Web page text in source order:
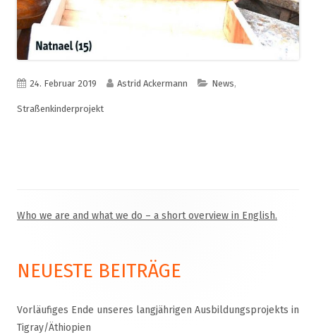
Veröffentlicht
am
24. Februar 2019 Autor
Astrid Ackermann Kategorien
News,
Straßenkinderprojekt
Haupt-
Who we are and what we do – a short overview in English.
NEUESTE BEITRÄGE
Vorläufiges Ende unseres langjährigen Ausbildungsprojekts in
Tigray/Äthiopien